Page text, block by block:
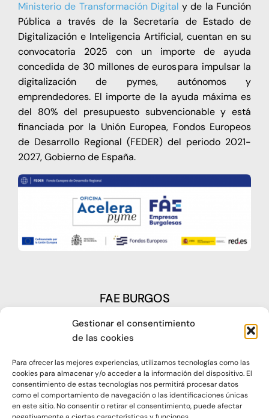
Gestionar el consentimiento
de las cookies
Para ofrecer las mejores experiencias, utilizamos tecnologías como las
cookies para almacenar y/o acceder a la información del dispositivo. El
consentimiento de estas tecnologías nos permitirá procesar datos
como el comportamiento de navegación o las identificaciones únicas
en este sitio. No consentir o retirar el consentimiento, puede afectar
Ministerio de Transformación Digital y de la Función
Pública a través de la Secretaría de Estado de
Digitalización e Inteligencia Artificial, cuentan en su
convocatoria 2025 con un importe de ayuda
concedida de 30 millones de euros para impulsar la
digitalización de pymes, autónomos y
emprendedores. El importe de la ayuda máxima es
del 80% del presupuesto subvencionable y está
financiada por la Unión Europea, Fondos Europeos
de Desarrollo Regional (FEDER) del periodo 2021-
2027, Gobierno de España.
FAE BURGOS
Plaza Castilla, nº1 – 09003 Burgos
Telf: 947 266 142
Fax: 947 273 797
oap@faeburgos.org